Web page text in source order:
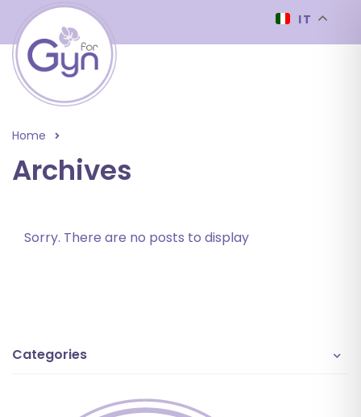
IT
Home
Archives
Sorry. There are no posts to display
Categories